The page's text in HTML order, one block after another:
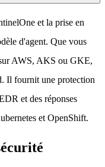
et la prise en
d'agent. Que vous
AWS, AKS ou GKE,
Il fournit une protection
et des réponses
et OpenShift.